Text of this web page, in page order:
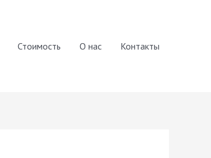
Стоимость О нас Контакты